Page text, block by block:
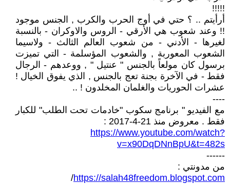
!!!!!
أرأيتم .. ؟ حتي في أوج الحرب والكرب , الجنس موجود
!! وعند شعوب هي الأرقي - الروس والاوكران - بالنسبة
لغيرها - الأدني - من شعوب العالم الثالث - ولاسيما
الشعوب المعوربة , والشعوب المؤسلمة - التي تميزت
برسول كان مولعاً بالجنس " عنتيل " , ووعدهم - الرجال
فقط - في الآخرة بجنة تعج بالجنس , الذي يفوق الخيال !
عشرات الحوريات والغلمان المخلدون ! ..
----
مع الفيديو " برنامج سكوب "خادمات تحت الطلب" للكبار
فقط . معروض منذ 21-4-2017 :
https://www.youtube.com/watch?
v=x90DqDNnBpU&t=482s
------
من مدونتي :
https://salah48freedom.blogspot.com
/